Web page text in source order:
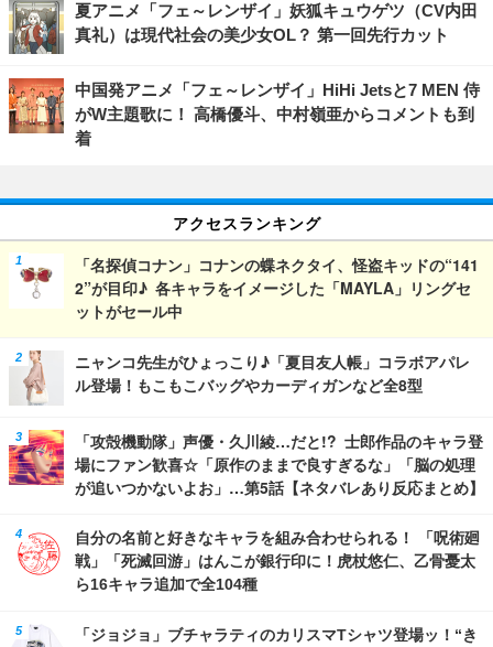
夏アニメ「フェ～レンザイ」妖狐キュウゲツ（CV内田
真礼）は現代社会の美少女OL？ 第一回先行カット
中国発アニメ「フェ～レンザイ」HiHi Jetsと7 MEN 侍
がW主題歌に！ 高橋優斗、中村嶺亜からコメントも到
着
アクセスランキング
「名探偵コナン」コナンの蝶ネクタイ、怪盗キッドの“141
2”が目印♪ 各キャラをイメージした「MAYLA」リングセ
ットがセール中
ニャンコ先生がひょっこり♪「夏目友人帳」コラボアパレ
ル登場！もこもこバッグやカーディガンなど全8型
「攻殻機動隊」声優・久川綾…だと!? 士郎作品のキャラ登
場にファン歓喜☆「原作のままで良すぎるな」「脳の処理
が追いつかないよお」…第5話【ネタバレあり反応まとめ】
自分の名前と好きなキャラを組み合わせられる！ 「呪術廻
戦」「死滅回游」はんこが銀行印に！虎杖悠仁、乙骨憂太
ら16キャラ追加で全104種
「ジョジョ」ブチャラティのカリスマTシャツ登場ッ！“き